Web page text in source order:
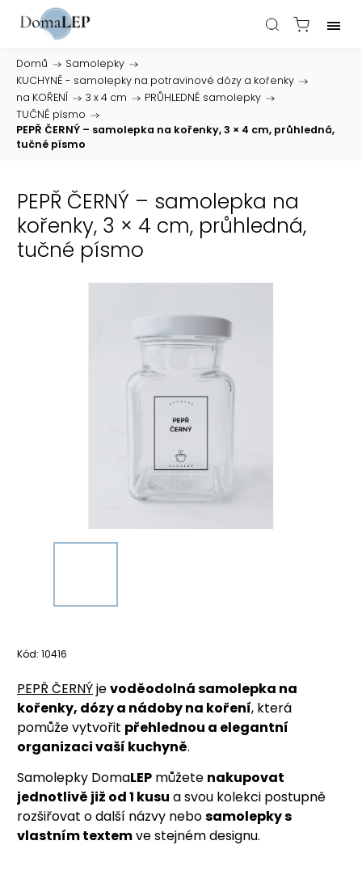
Domů / Samolepky /
KUCHYNĚ - samolepky na potravinové dózy a kořenky /
na KOŘENÍ / 3 x 4 cm / PRŮHLEDNÉ samolepky /
TUČNÉ písmo /
PEPŘ ČERNÝ – samolepka na kořenky, 3 × 4 cm, průhledná,
tučné písmo
PEPŘ ČERNÝ – samolepka na
kořenky, 3 × 4 cm, průhledná,
tučné písmo
Kód: 10416
PEPŘ ČERNÝjevoděodolná samolepka na
kořenky, dózy a nádoby na koření, která
pomůže vytvořit přehlednou a elegantní
organizaci vaší kuchyně.
Samolepky DomaLEP můžete nakupovat
jednotlivě již od 1 kusu a svou kolekci postupně
rozšiřovat o další názvy nebosamolepky s
vlastním textemve stejném designu.